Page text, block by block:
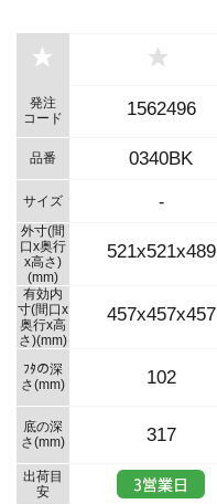
発注
コード
品番
サイズ
外寸(間
口x奥行
x高さ)
(mm)
有効内
寸(間口x
奥行x高
さ)(mm)
ﾌﾀの深
さ(mm)
底の深
さ(mm)
出荷目
安
1562496
0340BK
-
521x521x489
457x457x457
102
317